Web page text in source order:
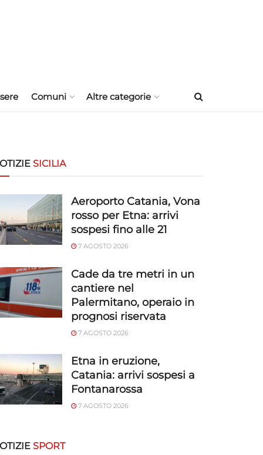
Comuni Altre categorie
SICILIA
Aeroporto Catania, Vona
rosso per Etna: arrivi
sospesi fino alle 21
7 AGOSTO 2026
Cade da tre metri in un
cantiere nel
Palermitano, operaio in
prognosi riservata
7 AGOSTO 2026
Etna in eruzione,
Catania: arrivi sospesi a
Fontanarossa
7 AGOSTO 2026
SPORT